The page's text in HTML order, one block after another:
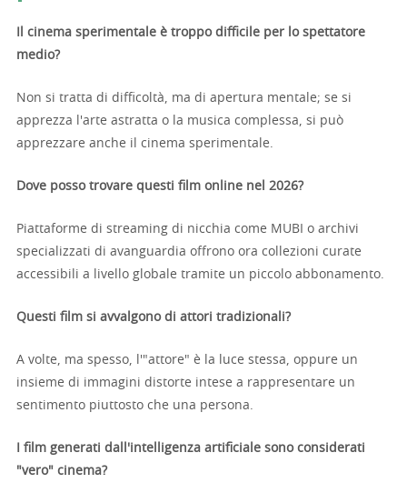
Il cinema sperimentale è troppo difficile per lo spettatore
medio?
Non si tratta di difficoltà, ma di apertura mentale; se si
apprezza l'arte astratta o la musica complessa, si può
apprezzare anche il cinema sperimentale.
Dove posso trovare questi film online nel 2026?
Piattaforme di streaming di nicchia come MUBI o archivi
specializzati di avanguardia offrono ora collezioni curate
accessibili a livello globale tramite un piccolo abbonamento.
Questi film si avvalgono di attori tradizionali?
A volte, ma spesso, l'"attore" è la luce stessa, oppure un
insieme di immagini distorte intese a rappresentare un
sentimento piuttosto che una persona.
I film generati dall'intelligenza artificiale sono considerati
"vero" cinema?